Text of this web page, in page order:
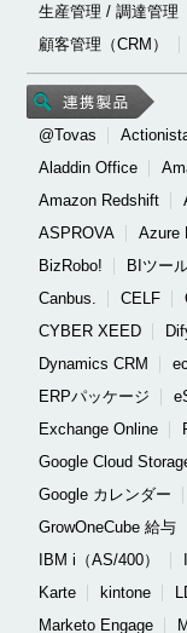
生産管理 / 調達管理
顧客管理（CRM）
@Tovas
Aladdin Office
Amazon Redshift
ASPROVA
Azure
BizRobo!
BIツー
Canbus.
CELF
CYBER XEED
Dynamics CRM
ERPパッケージ
Exchange Online
Google Cloud
Google カレンダー
GrowOneCube 給与
IBM i（AS/400）
Karte
kintone
Marketo Engage